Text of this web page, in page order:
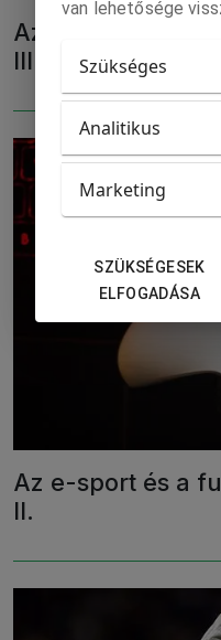
Az e-sport és a
III.
Az e-sport és a
II.
van lehetősége
Szükséges
Analitikus
Marketing
SZÜKSÉGESEK
ELFOGADÁSA